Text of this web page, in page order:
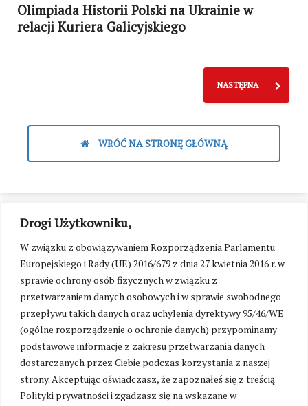
Drogi Użytkowniku,
W związku z obowiązywaniem Rozporządzenia Parlamentu
Europejskiego i Rady (UE) 2016/679 z dnia 27 kwietnia 2016 r. w
sprawie ochrony osób fizycznych w związku z
przetwarzaniem danych osobowych i w sprawie swobodnego
przepływu takich danych oraz uchylenia dyrektywy 95/46/WE
(ogólne rozporządzenie o ochronie danych) przypominamy
podstawowe informacje z zakresu przetwarzania danych
dostarczanych przez Ciebie podczas korzystania z naszej
strony. Akceptując oświadczasz, że zapoznałeś się z treścią
Polityki prywatności i zgadzasz się na wskazane w
Olimpiada Historii Polski na Ukrainie w
relacji Kuriera Galicyjskiego
NASTĘPNA
WRÓĆ NA STRONĘ GŁÓWNĄ